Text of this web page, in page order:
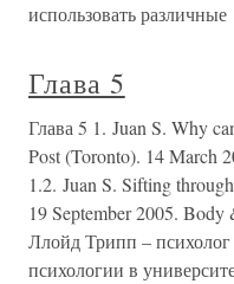
использовать различные
Глава 5
Глава 5 1. Juan S. Why
Post (Toronto). 14 March
1.2. Juan S. Sifting
19 September 2005.
Ллойд Трипп –
психологии в